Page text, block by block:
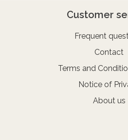
Customer
Frequent
Contact
Terms and
Notice of
About us